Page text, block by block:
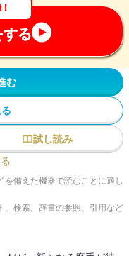
る
む
試し読み
備えた機器で読むことに適し
、検索、辞書の参照、引用など